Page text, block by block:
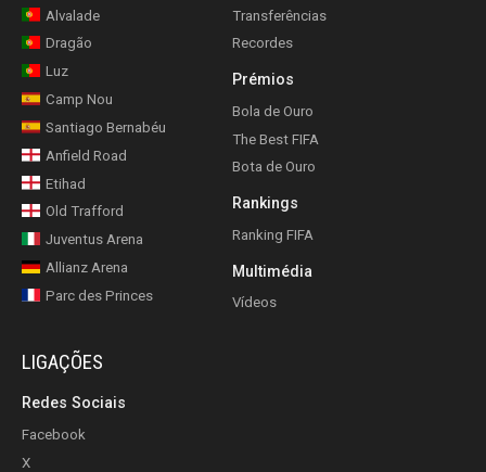
Alvalade
Dragão
Luz
Camp Nou
Santiago Bernabéu
Anfield Road
Etihad
Old Trafford
Juventus Arena
Allianz Arena
Parc des Princes
Transferências
Recordes
Prémios
Bola de Ouro
The Best FIFA
Bota de Ouro
Rankings
Ranking FIFA
Multimédia
Vídeos
LIGAÇÕES
Redes Sociais
Facebook
X